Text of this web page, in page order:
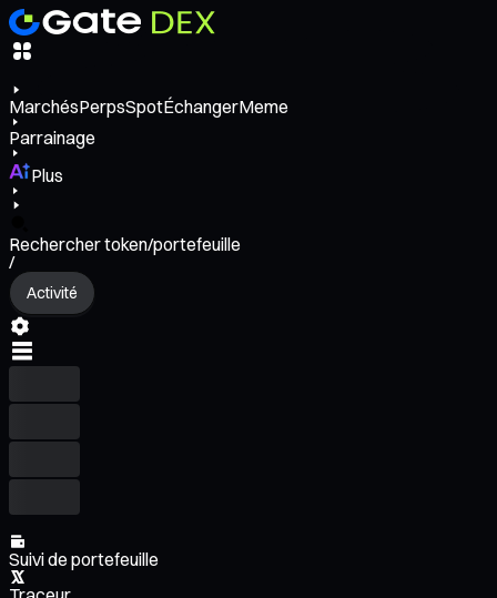
MarchésPerpsSpotÉchangerMeme
Parrainage
Plus
Rechercher token/portefeuille
/
Activité
Suivi de portefeuille